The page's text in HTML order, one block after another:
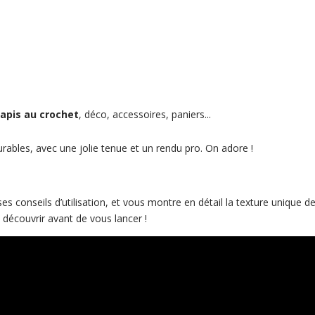
u
l
au crochet, déco, accessoires, paniers...
avec une jolie tenue et un rendu pro. On adore !
conseils d’utilisation, et vous montre en détail la texture unique
avant de vous lancer !